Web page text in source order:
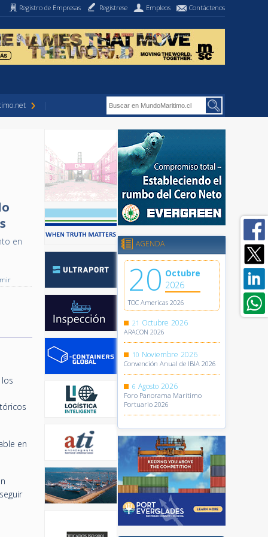
Registro de Empresas Regístrese Empleos Contáctenos
en
en
AGENDA
20 Octubre
2026
TOC Americas 2026
21 Octubre 2026
ARACON 2026
10 Noviembre 2026
Convención Anual de IBIA 2026
6 Agosto 2026
Foro Panorama Marítimo
Portuario 2026